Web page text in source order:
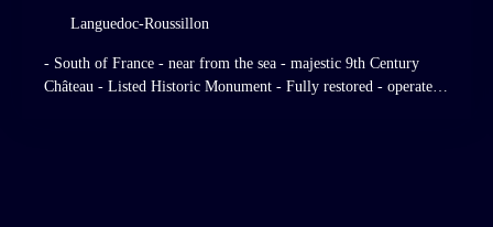
Languedoc-Roussillon
- South of France - near from the sea - majestic 9th Century
Château - Listed Historic Monument - Fully restored - operated